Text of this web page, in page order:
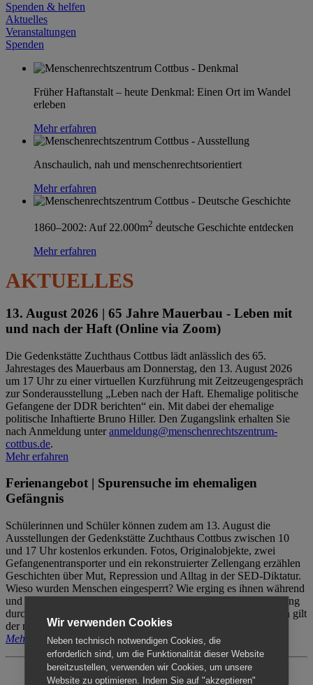
Spenden & helfen
Aktuelles
Veranstaltungen
Spenden
Früher Haftanstalt – heute Denkmal: Einen Ort im Wandel
erleben
Mehr erfahren
Anschaulich, nah und menschenrechtsorientiert
Mehr erfahren
1860–2002: Auf 22.000m2 deutsche Geschichte entdecken
Mehr erfahren
AKTUELLES
13. August 2026 | 65 Jahre Mauerbau - Leben mit
und nach der Haft (Online via Zoom)
Die Gedenkstätte Zuchthaus Cottbus lädt anlässlich des 65.
Jahrestages des Mauerbaus am Donnerstag, den 13. August 2026
um 17 Uhr zu einer virtuellen Kurzführung mit Zeitzeugengespräch
zur Sonderausstellung „Leben nach der Haft. Ehemalige politische
Gefangene der DDR berichten“ ein. Mit dabei der ehemalige
politische Inhaftierte Bruno Hiller. Den Zugangslink erhalten Sie
nach Anmeldung unteranmeldung@menschenrechtszentrum-
cottbus.de.
Mehr erfahren
Ferienangebot | Spurensuche im ehemaligen
Gefängnis
Schülerinnen und Schüler können zudem am 13. August die
Ausstellungen der Gedenkstätte Zuchthaus Cottbus zwischen 10
und 17 Uhr kostenlos erkunden. Fotos, Originalobjekte, zwei
Gefangenentransporter und ein rekonstruierter Zellengang erzählen
Geschichten über Mut, Repression und Alltag in der SED-Diktatur.
Wieso wurden Menschen eingesperrt? Wie erging es ihnen während
und nach der Haft? Der Besuch erfolgt individuell ohne Betreuung
durch das Menschenrechtszentrum Cottbus. Für Begleitpersonen gilt
der reguläre Eintritt (8€ / ermäßigt 5€).
Mehr erfahren
Wir verwenden Cookies
Neben technisch notwendigen Cookies, die
erforderlich sind, um die Funktionalität dieser Website
bereitzustellen, verwenden wir Cookies, um unsere
Website zu optimieren. Indem Sie auf "akzeptieren"